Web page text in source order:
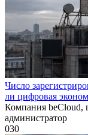
Число
ли цифровая
Компания beCloud,
администратор
030